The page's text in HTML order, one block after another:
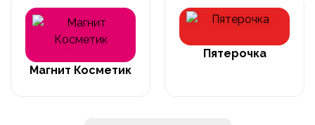
Магнит Косметик
Пятерочка